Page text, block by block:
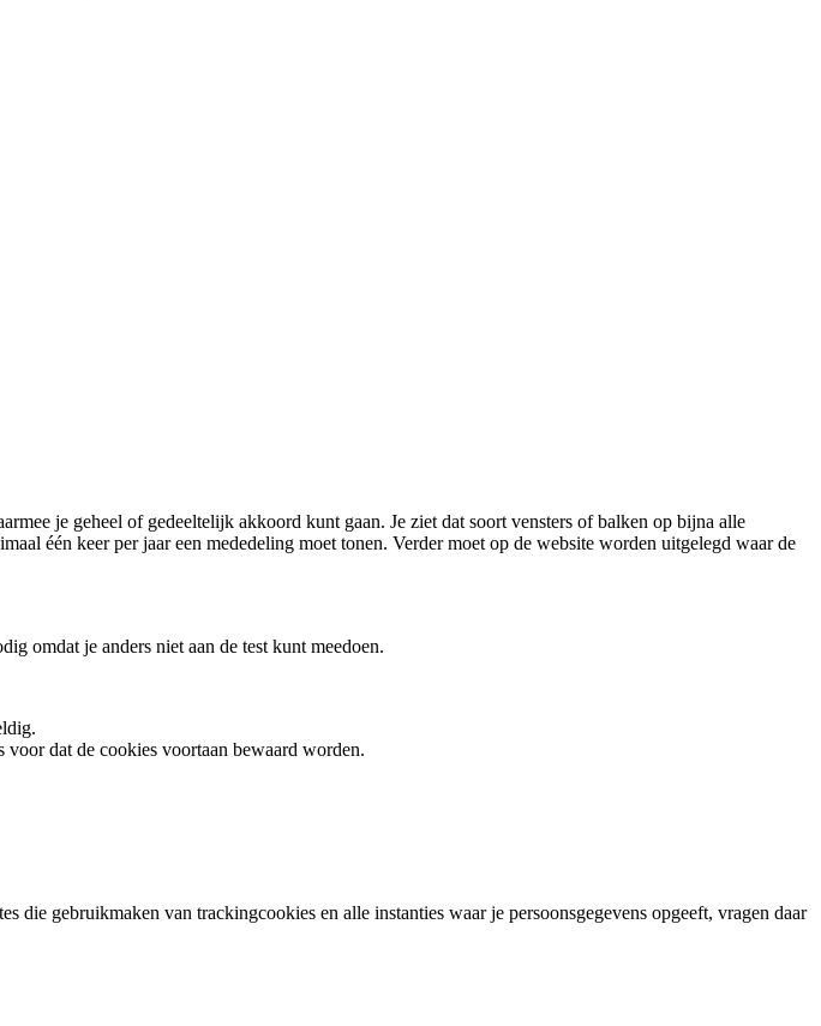
je geheel of gedeeltelijk akkoord kunt gaan. Je ziet dat soort vensters of balken op bijna alle
één keer per jaar een mededeling moet tonen. Verder moet op de website worden uitgelegd waar de
omdat je anders niet aan de test kunt meedoen.
dat de cookies voortaan bewaard worden.
gebruikmaken van trackingcookies en alle instanties waar je persoonsgegevens opgeeft, vragen daar